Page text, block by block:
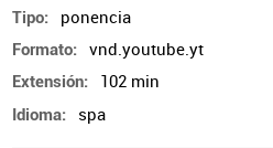
Tipo ponencia
Formato vnd.youtube.yt
Extensión 102 min
Idioma spa